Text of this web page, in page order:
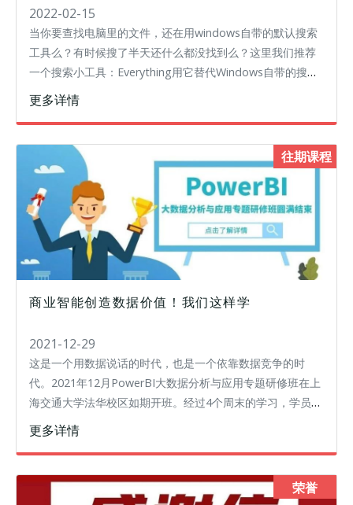
2022-02-15
当你要查找电脑里的文件，还在用windows自带的默认搜索
工具么？有时候搜了半天还什么都没找到么？这里我们推荐
一个搜索小工具：Everything用它替代Windows自带的搜索
方式，试试吧！推荐它的最大原因就是搜索速度快、程序小
而强大、界
更多详情
往期课程
商业智能创造数据价值！我们这样学
2021-12-29
这是一个用数据说话的时代，也是一个依靠数据竞争的时
代。2021年12月PowerBI大数据分析与应用专题研修班在上
海交通大学法华校区如期开班。经过4个周末的学习，学员们
收获满满。课程聘请微软国际认证专家白永乾老师授课。结
合疫情形势，线下为主
更多详情
荣誉